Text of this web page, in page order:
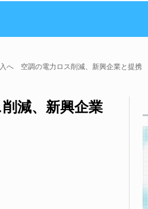
へ 空調の電力ロス削減、新興企業と提携
減、新興企業